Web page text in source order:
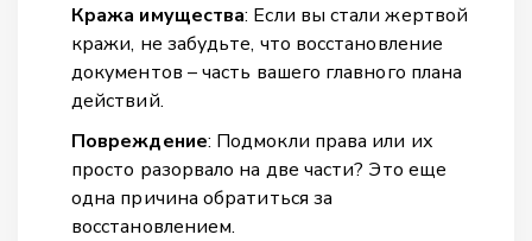
Кража имущества: Если вы стали жертвой
кражи, не забудьте, что восстановление
документов – часть вашего главного плана
действий.
Повреждение: Подмокли права или их
просто разорвало на две части? Это еще
одна причина обратиться за
восстановлением.